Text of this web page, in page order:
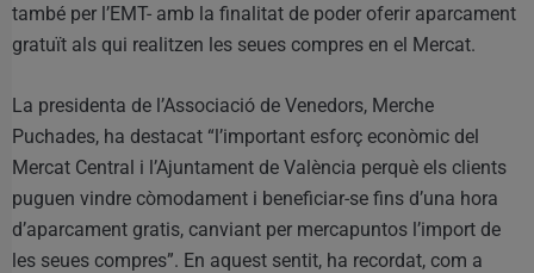
també per l’EMT- amb la finalitat de poder oferir aparcament
gratuït als qui realitzen les seues compres en el Mercat.
La presidenta de l’Associació de Venedors, Merche
Puchades, ha destacat “l’important esforç econòmic del
Mercat Central i l’Ajuntament de València perquè els clients
puguen vindre còmodament i beneficiar-se fins d’una hora
d’aparcament gratis, canviant per mercapuntos l’import de
les seues compres”. En aquest sentit, ha recordat, com a